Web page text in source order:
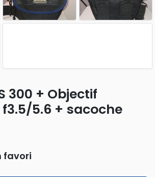
300 + Objectif
5.6 + sacoche
favori